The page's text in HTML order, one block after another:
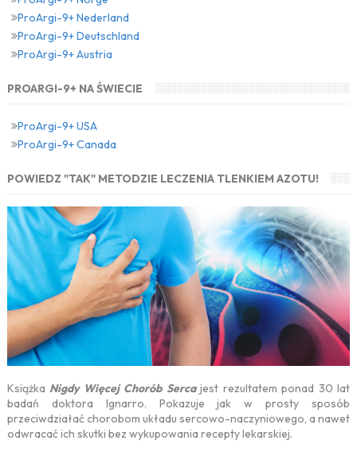
ProArgi-9+ Nederland
ProArgi-9+ Deutschland
ProArgi-9+ Austria
PROARGI-9+ NA ŚWIECIE
ProArgi-9+ USA
ProArgi-9+ Canada
POWIEDZ "TAK" METODZIE LECZENIA TLENKIEM AZOTU!
Książka Nigdy Więcej Chorób Sercajest rezultatem ponad 30 lat
badań doktora Ignarro. Pokazuje jak w prosty sposób
przeciwdziałać chorobom układu sercowo-naczyniowego, a nawet
odwracać ich skutki bez wykupowania recepty lekarskiej.